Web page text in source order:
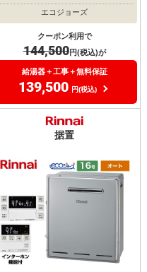
エコジョーズ
クーポン利用で
144,500円(税込)が
給湯器＋工事＋無料保証
139,500 円(税込)
据置